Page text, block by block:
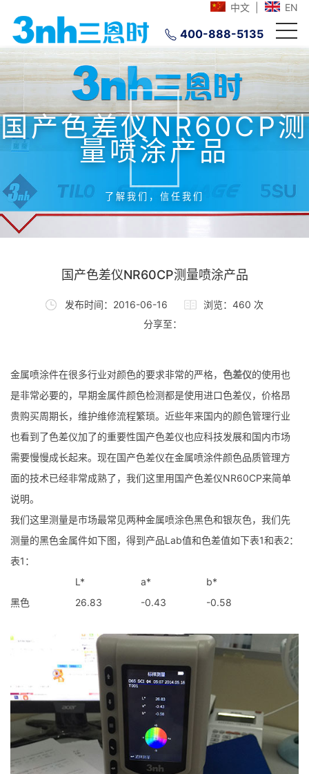
中文 EN
400-888-5135
国产色差仪NR60CP测
量喷涂产品
了解我们，信任我们
国产色差仪NR60CP测量喷涂产品
发布时间：2016-06-16
浏览：460 次
分享至：
金属喷涂件在很多行业对颜色的要求非常的严格， 色差仪的使用也
是非常必要的，早期金属件颜色检测都是使用进口色差仪，价格昂
贵购买周期长，维护维修流程繁琐。近些年来国内的颜色管理行业
也看到了色差仪加了的重要性国产色差仪也应科技发展和国内市场
需要慢慢成长起来。现在国产色差仪在金属喷涂件颜色品质管理方
面的技术已经非常成熟了，我们这里用国产色差仪NR60CP来简单
说明。
我们这里测量是市场最常见两种金属喷涂色黑色和银灰色，我们先
测量的黑色金属件如下图，得到产品Lab值和色差值如下表1和表2：
表1：
L*
a*
b*
黑色
26.83 -0.43 -0.58